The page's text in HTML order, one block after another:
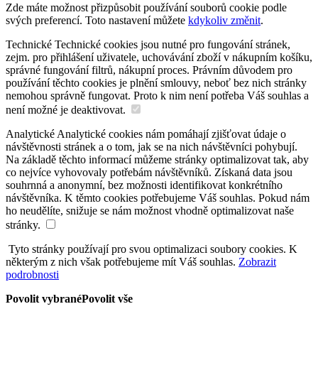
Zde máte možnost přizpůsobit používání souborů cookie podle
svých preferencí. Toto nastavení můžete kdykoliv změnit.
Technické Technické cookies jsou nutné pro fungování stránek,
zejm. pro přihlášení uživatele, uchovávání zboží v nákupním košíku,
správné fungování filtrů, nákupní proces. Právním důvodem pro
používání těchto cookies je plnění smlouvy, neboť bez nich stránky
nemohou správně fungovat. Proto k nim není potřeba Váš souhlas a
není možné je deaktivovat.
Analytické Analytické cookies nám pomáhají zjišťovat údaje o
návštěvnosti stránek a o tom, jak se na nich návštěvníci pohybují.
Na základě těchto informací můžeme stránky optimalizovat tak, aby
co nejvíce vyhovovaly potřebám návštěvníků. Získaná data jsou
souhrnná a anonymní, bez možnosti identifikovat konkrétního
návštěvníka. K těmto cookies potřebujeme Váš souhlas. Pokud nám
ho neudělíte, snižuje se nám možnost vhodně optimalizovat naše
stránky.
Tyto stránky používají pro svou optimalizaci soubory cookies. K
některým z nich však potřebujeme mít Váš souhlas. Zobrazit
podrobnosti
Povolit vybranéPovolit vše